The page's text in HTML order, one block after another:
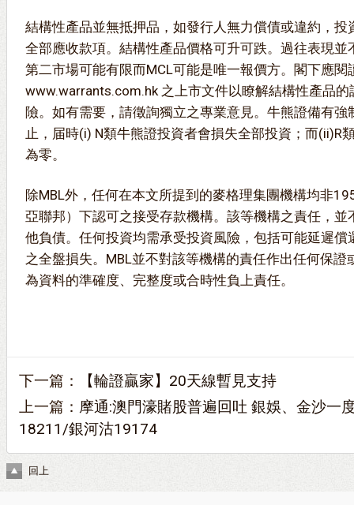
結構性產品並無抵押品，如發行人無力償債或違約，投
全部應收款項。結構性產品價格可升可跌。過往表現並
第二市場可能有限而MCL可能是唯一報價方。閣下應閱
www.warrants.com.hk 之上市文件以瞭解結構性產品
險。如有需要，請徵詢獨立之專業意見。牛熊證備有
止，届時(i) N類牛熊證投資者會損失全部投資；而(ii)R
為零。
除MBL外，任何在本文所提到的麥格理集團機構均非
亞聯邦）下認可之接受存款機構。該等機構之責任，並
他負債。任何投資均需承受投資風險，包括可能延遲償
之全盤損失。MBL並不對該等機構的責任作出任何保證
為資料的準確度、完整度或合時性負上責任。
下一篇：
【輪證贏家】20天線暫見支持
上一篇： 摩通:澳門濠賭股普遍回吐 銀娛、金沙一
18211/銀河沽19174
回上